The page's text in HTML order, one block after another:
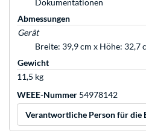
Dokumentationen
Abmessungen
Gerät
Breite: 39,9 cm x Höhe: 32,7
Gewicht
11,5 kg
WEEE-Nummer 54978142
Verantwortliche Person für die